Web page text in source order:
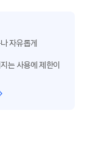
자유롭게
는 사용에 제한이